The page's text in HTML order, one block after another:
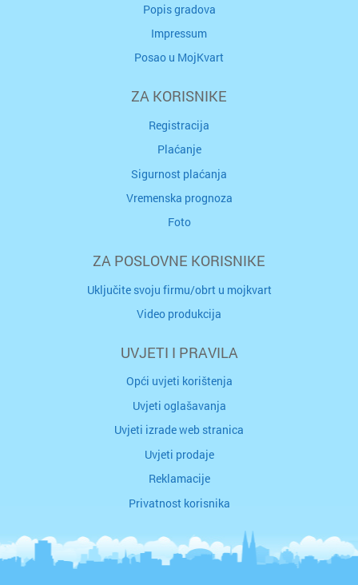
Popis gradova
Impressum
Posao u MojKvart
ZA KORISNIKE
Registracija
Plaćanje
Sigurnost plaćanja
Vremenska prognoza
Foto
ZA POSLOVNE KORISNIKE
Uključite svoju firmu/obrt u mojkvart
Video produkcija
UVJETI I PRAVILA
Opći uvjeti korištenja
Uvjeti oglašavanja
Uvjeti izrade web stranica
Uvjeti prodaje
Reklamacije
Privatnost korisnika